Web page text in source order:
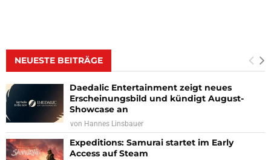
NEUESTE BEITRÄGE
Daedalic Entertainment zeigt neues
Erscheinungsbild und kündigt August-
Showcase an
von Hannes Linsbauer
Expeditions: Samurai startet im Early
Access auf Steam